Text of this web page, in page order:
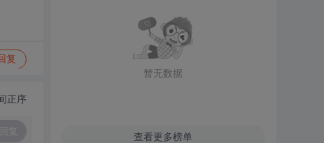
复
正序
复
暂无数据
查看更多榜单